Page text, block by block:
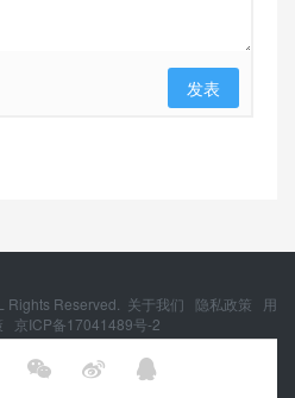
  
发表
Rights Reserved. 关于我们 隐私政策
用
京ICP备17041489号-2
11010502054377号